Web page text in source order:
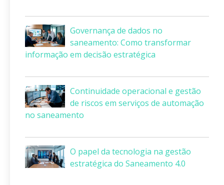
Governança de dados no
saneamento: Como transformar
informação em decisão estratégica
Continuidade operacional e gestão
de riscos em serviços de automação
no saneamento
O papel da tecnologia na gestão
estratégica do Saneamento 4.0